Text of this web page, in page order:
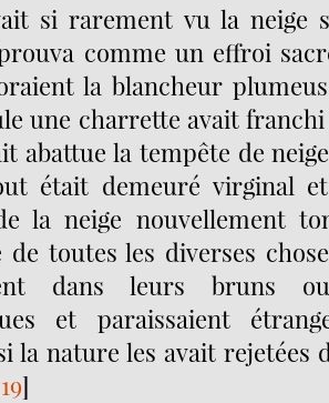
si rarement vu la neige
comme un effroi
la blancheur
une charrette avait
abattue la tempête de
était demeuré virginal
la neige nouvellement
de toutes les diverses
dans leurs bruns
et paraissaient
la nature les avait rejetées
19]